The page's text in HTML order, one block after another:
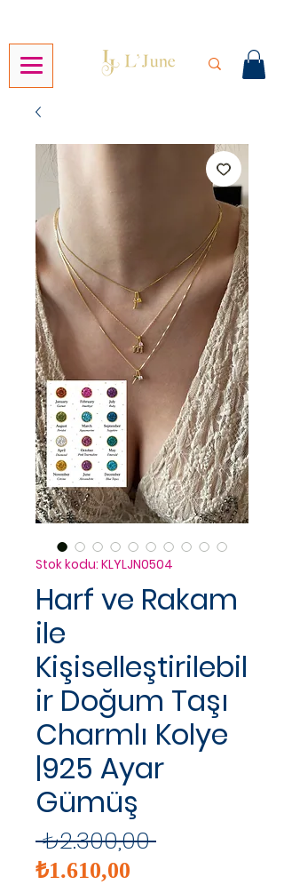
Stok kodu: KLYLJN0504
Harf ve Rakam
ile
Kişiselleştirilebil
ir Doğum Taşı
Charmlı Kolye
|925 Ayar
Gümüş
₺2.300,00 Normal
₺1.610,00